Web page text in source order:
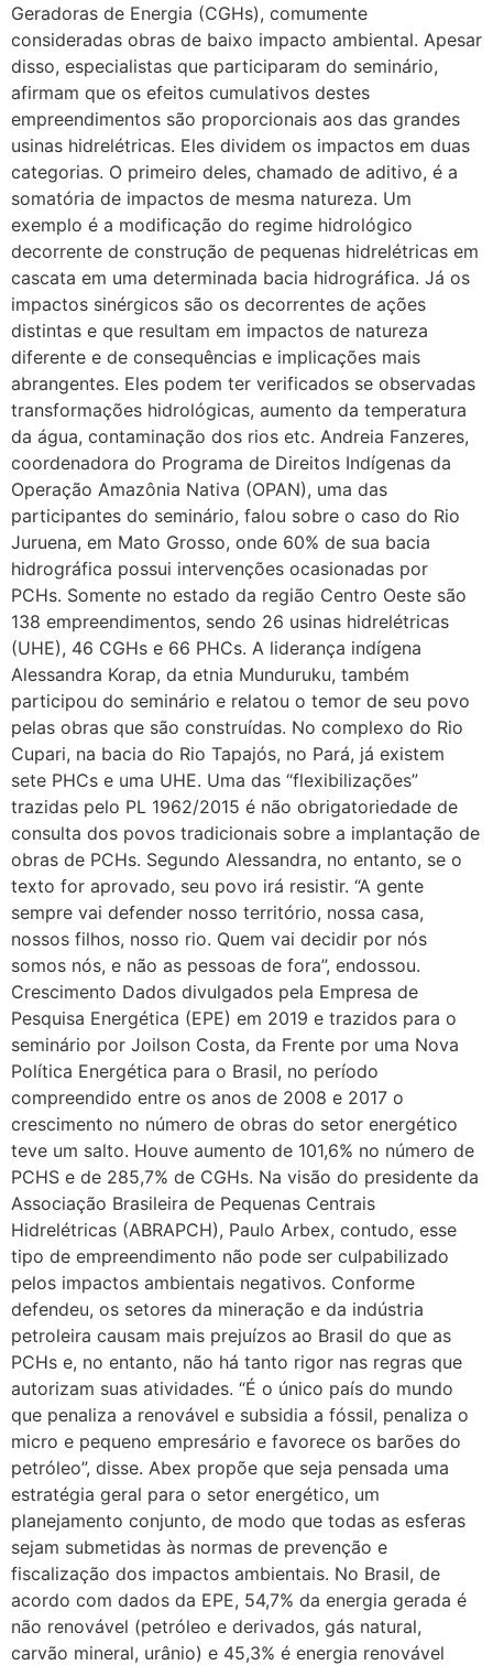
Geradoras de Energia (CGHs), comumente
consideradas obras de baixo impacto ambiental. Apesar
disso, especialistas que participaram do seminário,
afirmam que os efeitos cumulativos destes
empreendimentos são proporcionais aos das grandes
usinas hidrelétricas. Eles dividem os impactos em duas
categorias. O primeiro deles, chamado de aditivo, é a
somatória de impactos de mesma natureza. Um
exemplo é a modificação do regime hidrológico
decorrente de construção de pequenas hidrelétricas em
cascata em uma determinada bacia hidrográfica. Já os
impactos sinérgicos são os decorrentes de ações
distintas e que resultam em impactos de natureza
diferente e de consequências e implicações mais
abrangentes. Eles podem ter verificados se observadas
transformações hidrológicas, aumento da temperatura
da água, contaminação dos rios etc. Andreia Fanzeres,
coordenadora do Programa de Direitos Indígenas da
Operação Amazônia Nativa (OPAN), uma das
participantes do seminário, falou sobre o caso do Rio
Juruena, em Mato Grosso, onde 60% de sua bacia
hidrográfica possui intervenções ocasionadas por
PCHs. Somente no estado da região Centro Oeste são
138 empreendimentos, sendo 26 usinas hidrelétricas
(UHE), 46 CGHs e 66 PHCs. A liderança indígena
Alessandra Korap, da etnia Munduruku, também
participou do seminário e relatou o temor de seu povo
pelas obras que são construídas. No complexo do Rio
Cupari, na bacia do Rio Tapajós, no Pará, já existem
sete PHCs e uma UHE. Uma das “flexibilizações”
trazidas pelo PL 1962/2015 é não obrigatoriedade de
consulta dos povos tradicionais sobre a implantação de
obras de PCHs. Segundo Alessandra, no entanto, se o
texto for aprovado, seu povo irá resistir. “A gente
sempre vai defender nosso território, nossa casa,
nossos filhos, nosso rio. Quem vai decidir por nós
somos nós, e não as pessoas de fora”, endossou.
Crescimento Dados divulgados pela Empresa de
Pesquisa Energética (EPE) em 2019 e trazidos para o
seminário por Joilson Costa, da Frente por uma Nova
Política Energética para o Brasil, no período
compreendido entre os anos de 2008 e 2017 o
crescimento no número de obras do setor energético
teve um salto. Houve aumento de 101,6% no número de
PCHS e de 285,7% de CGHs. Na visão do presidente da
Associação Brasileira de Pequenas Centrais
Hidrelétricas (ABRAPCH), Paulo Arbex, contudo, esse
tipo de empreendimento não pode ser culpabilizado
pelos impactos ambientais negativos. Conforme
defendeu, os setores da mineração e da indústria
petroleira causam mais prejuízos ao Brasil do que as
PCHs e, no entanto, não há tanto rigor nas regras que
autorizam suas atividades. “É o único país do mundo
que penaliza a renovável e subsidia a fóssil, penaliza o
micro e pequeno empresário e favorece os barões do
petróleo”, disse. Abex propõe que seja pensada uma
estratégia geral para o setor energético, um
planejamento conjunto, de modo que todas as esferas
sejam submetidas às normas de prevenção e
fiscalização dos impactos ambientais. No Brasil, de
acordo com dados da EPE, 54,7% da energia gerada é
não renovável (petróleo e derivados, gás natural,
carvão mineral, urânio) e 45,3% é energia renovável